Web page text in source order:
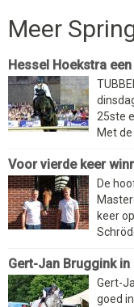
Meer
Hessel Hoekstra
25ste
Met
Voor vierde keer
De
keer
Gert-Jan Bruggink
Gert-
goed